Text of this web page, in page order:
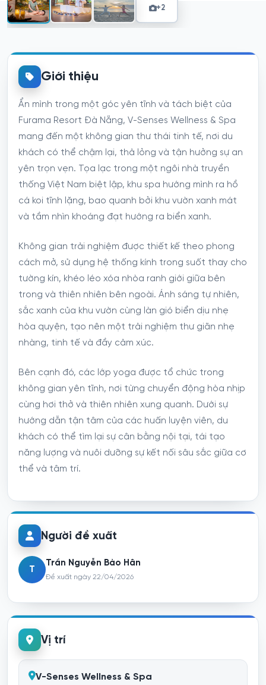
+2
Giới thiệu
Ẩn mình trong một góc yên tĩnh và tách biệt của
Furama Resort Đà Nẵng, V-Senses Wellness & Spa
mang đến một không gian thư thái tinh tế, nơi du
khách có thể chậm lại, thả lỏng và tận hưởng sự an
yên trọn vẹn. Tọa lạc trong một ngôi nhà truyền
thống Việt Nam biệt lập, khu spa hướng mình ra hồ
cá koi tĩnh lặng, bao quanh bởi khu vườn xanh mát
và tầm nhìn khoáng đạt hướng ra biển xanh.
Không gian trải nghiệm được thiết kế theo phong
cách mở, sử dụng hệ thống kính trong suốt thay cho
tường kín, khéo léo xóa nhòa ranh giới giữa bên
trong và thiên nhiên bên ngoài. Ánh sáng tự nhiên,
sắc xanh của khu vườn cùng làn gió biển dịu nhẹ
hòa quyện, tạo nên một trải nghiệm thư giãn nhẹ
nhàng, tinh tế và đầy cảm xúc.
Bên cạnh đó, các lớp yoga được tổ chức trong
không gian yên tĩnh, nơi từng chuyển động hòa nhịp
cùng hơi thở và thiên nhiên xung quanh. Dưới sự
hướng dẫn tận tâm của các huấn luyện viên, du
khách có thể tìm lại sự cân bằng nội tại, tái tạo
năng lượng và nuôi dưỡng sự kết nối sâu sắc giữa cơ
thể và tâm trí.
Người đề xuất
T
Trần Nguyễn Bảo Hân
Đề xuất ngày 22/04/2026
Vị trí
V-Senses Wellness & Spa